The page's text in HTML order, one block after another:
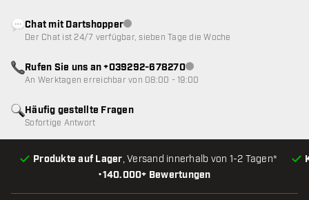
•140.000+ Bewertungen
Produkte auf Lager, Versand innerhalb von 1-2 Tagen*
Häufig gestellte Fragen
Sofortige Antwort
Chat mit DartshopperKundenservice nicht verfügbar
Der Chat ist 24/7 verfügbar, sieben Tage die Woche
Rufen Sie uns an +039292-678270Kundenservice nicht
An Werktagen erreichbar von 08:00 - 19:00